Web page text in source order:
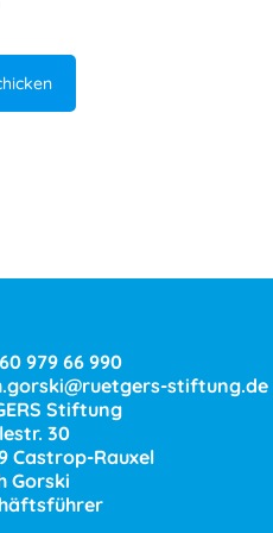
979 66 990
stiftung.de
Stiftung
30
Castrop-Rauxel
Gorski